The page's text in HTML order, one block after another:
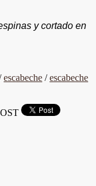
y cortado en
escabeche /escabeche